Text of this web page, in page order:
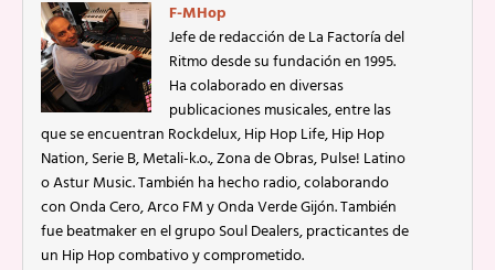
F-MHop
Jefe de redacción de La Factoría del
Ritmo desde su fundación en 1995.
Ha colaborado en diversas
publicaciones musicales, entre las
que se encuentran Rockdelux, Hip Hop Life, Hip Hop
Nation, Serie B, Metali-k.o., Zona de Obras, Pulse! Latino
o Astur Music. También ha hecho radio, colaborando
con Onda Cero, Arco FM y Onda Verde Gijón. También
fue beatmaker en el grupo Soul Dealers, practicantes de
un Hip Hop combativo y comprometido.